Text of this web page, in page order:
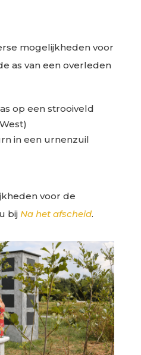
mogelijkheden voor
as van een overleden
op een strooiveld
in een urnenzuil
voor de
bij Na het afscheid.